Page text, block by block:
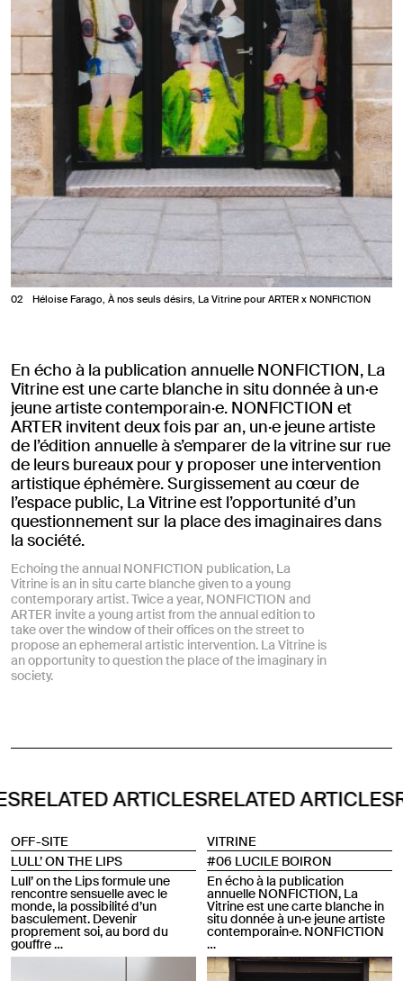
2 Héloise Farago, À nos seuls désirs, La Vitrine pour ARTER x NONFICTION
En écho à la publication annuelle NONFICTION, La
Vitrine est une carte blanche in situ donnée à un·e
jeune artiste contemporain·e. NONFICTION et
ARTER invitent deux fois par an, un·e jeune artiste
de l’édition annuelle à s’emparer de la vitrine sur rue
de leurs bureaux pour y proposer une intervention
artistique éphémère. Surgissement au cœur de
l’espace public, La Vitrine est l’opportunité d’un
questionnement sur la place des imaginaires dans
la société.
Echoing the annual NONFICTION publication, La
Vitrine is an in situ carte blanche given to a young
contemporary artist. Twice a year, NONFICTION and
ARTER invite a young artist from the annual edition to
take over the window of their offices on the street to
propose an ephemeral artistic intervention. La Vitrine is
an opportunity to question the place of the imaginary in
society.
ARTICLESRELATED ARTICLES
OFF-SITE
LULL’ ON THE LIPS
Lull’ on the Lips formule une
rencontre sensuelle avec le
monde, la possibilité d’un
basculement. Devenir
proprement soi, au bord du
gouffre …
VITRINE
#06 LUCILE BOIRON
En écho à la publication
annuelle NONFICTION, La
Vitrine est une carte blanche in
situ donnée à un·e jeune artiste
contemporain·e. NONFICTION
…